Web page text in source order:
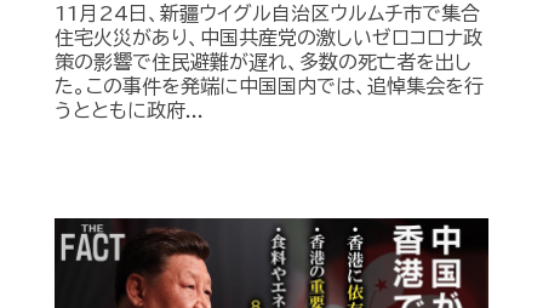
11月24日、新疆ウイグル自治区ウルムチ市で集合
住宅火災があり、中国共産党の激しいゼロコロナ政
策の影響で住民避難が遅れ、多数の死亡者を出し
た。この事件を発端に中国国内では、追悼集会を行
うとともに政府...